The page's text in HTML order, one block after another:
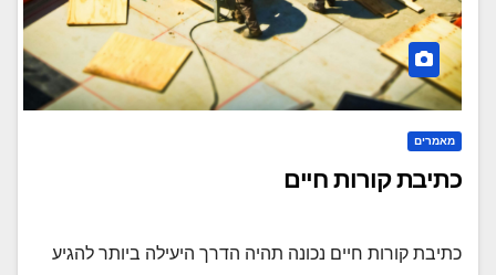
מאמרים
כתיבת קורות חיים
כתיבת קורות חיים נכונה תהיה הדרך היעילה ביותר להגיע